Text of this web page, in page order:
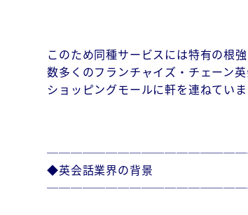
このため同種サービスには特有の根
数多くのフランチャイズ・チェーン
ショッピングモールに軒を連ねていま
◆英会話業界の背景